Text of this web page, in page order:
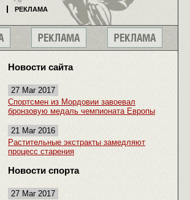
Новости сайта
27 Mar 2017
Спортсмен из Мордовии завоевал
бронзовую медаль чемпионата Европы
21 Mar 2016
Растительные экстракты замедляют
процесс старения
Новости спорта
27 Mar 2017
РЕКЛАМА